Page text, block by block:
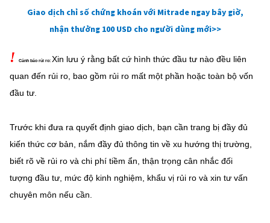
Giao dịch chỉ số chứng khoán với Mitrade ngay bây giờ,
nhận thưởng 100 USD cho người dùng mới>>
! Cảnh báo rủi ro: Xin lưu ý rằng bất cứ hình thức đầu tư nào đều liên
quan đến rủi ro, bao gồm rủi ro mất một phần hoặc toàn bộ vốn
đầu tư.
Trước khi đưa ra quyết định giao dịch, bạn cần trang bị đầy đủ
kiến thức cơ bản, nắm đầy đủ thông tin về xu hướng thị trường,
biết rõ về rủi ro và chi phí tiềm ẩn, thận trọng cân nhắc đối
tượng đầu tư, mức độ kinh nghiệm, khẩu vị rủi ro và xin tư vấn
chuyên môn nếu cần.